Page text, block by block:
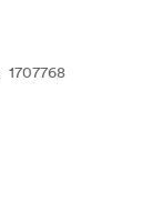
1707768